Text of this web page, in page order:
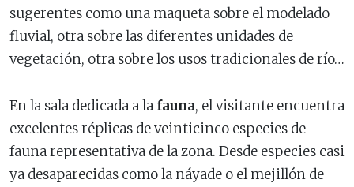
sugerentes como una maqueta sobre el modelado
fluvial, otra sobre las diferentes unidades de
vegetación, otra sobre los usos tradicionales de río…
En la sala dedicada a la fauna, el visitante encuentra
excelentes réplicas de veinticinco especies de
fauna representativa de la zona. Desde especies casi
ya desaparecidas como la náyade o el mejillón de